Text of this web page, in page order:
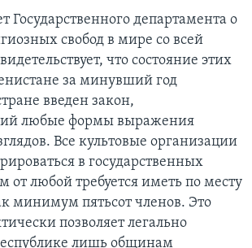
YORK
ПУТЕШЕСТВИЕ
ГОРОДКИ
Государственного департамента о
свобод в мире со всей
что состояние этих
за минувший год
введен закон,
любые формы выражения
Все культовые организации
в государственных
от любой требуется иметь по месту
минимум пятьсот членов. Это
позволяет легально
лишь общинам